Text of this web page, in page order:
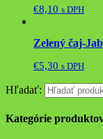
€8,10 s DPH
Zelený čaj-
€5,30 s DPH
Hľadať:
Kategórie